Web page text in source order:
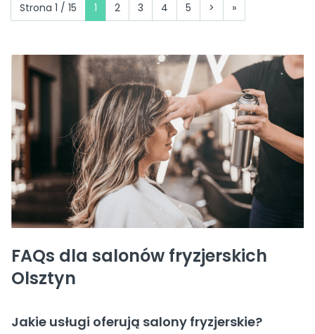
Strona 1 / 15 1 2 3 4 5 > »
FAQs dla salonów fryzjerskich
Olsztyn
Jakie usługi oferują salony fryzjerskie?